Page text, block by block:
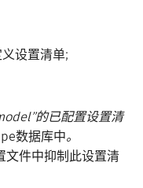
设置清单;
的已配置设置清
数据库中。
文件中抑制此设置清